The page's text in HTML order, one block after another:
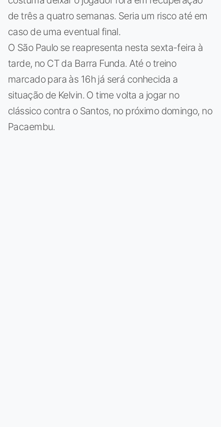
de três a quatro semanas. Seria um risco até em
caso de uma eventual final.
O São Paulo se reapresenta nesta sexta-feira à
tarde, no CT da Barra Funda. Até o treino
marcado para às 16h já será conhecida a
situação de Kelvin. O time volta a jogar no
clássico contra o Santos, no próximo domingo, no
Pacaembu.